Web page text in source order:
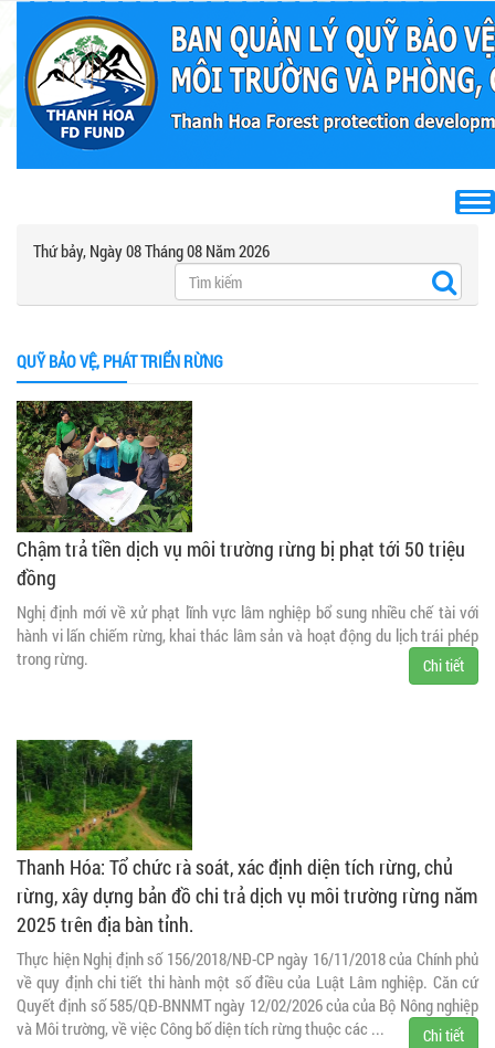
Thứ bảy, Ngày 08 Tháng 08 Năm 2026
QUỸ BẢO VỆ, PHÁT TRIỂN RỪNG
Chậm trả tiền dịch vụ môi trường rừng bị phạt tới 50 triệu
đồng
Nghị định mới về xử phạt lĩnh vực lâm nghiệp bổ sung nhiều chế tài với
hành vi lấn chiếm rừng, khai thác lâm sản và hoạt động du lịch trái phép
trong rừng.
Chi tiết
Thanh Hóa: Tổ chức rà soát, xác định diện tích rừng, chủ
rừng, xây dựng bản đồ chi trả dịch vụ môi trường rừng năm
2025 trên địa bàn tỉnh.
Thực hiện Nghị định số 156/2018/NĐ-CP ngày 16/11/2018 của Chính phủ
về quy định chi tiết thi hành một số điều của Luật Lâm nghiệp. Căn cứ
Quyết định số 585/QĐ-BNNMT ngày 12/02/2026 của của Bộ Nông nghiệp
và Môi trường, về việc Công bố diện tích rừng thuộc các ...
Chi tiết